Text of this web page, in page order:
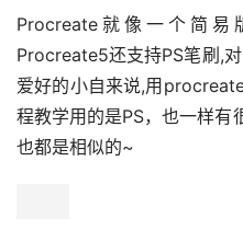
Procreate就像一个简
Procreate5还支持PS笔刷,
爱好的小自来说,用
程教学用的是PS，也一样
也都是相似的~